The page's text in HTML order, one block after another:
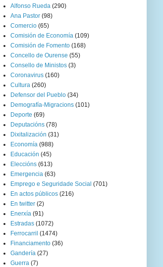
Alfonso Rueda (290)
Ana Pastor (98)
Comercio (65)
Comisión de Economía (109)
Comisión de Fomento (168)
Concello de Ourense (55)
Consello de Ministos (3)
Coronavirus (160)
Cultura (260)
Defensor del Pueblo (34)
Demografía-Migracions (101)
Deporte (69)
Deputacións (78)
Dixitalización (31)
Economía (988)
Educación (45)
Eleccións (613)
Emergencia (63)
Emprego e Seguridade Social (701)
En actos públicos (216)
En twitter (2)
Enerxía (91)
Estradas (1072)
Ferrocarril (1474)
Financiamento (36)
Gandería (27)
Guerra (7)